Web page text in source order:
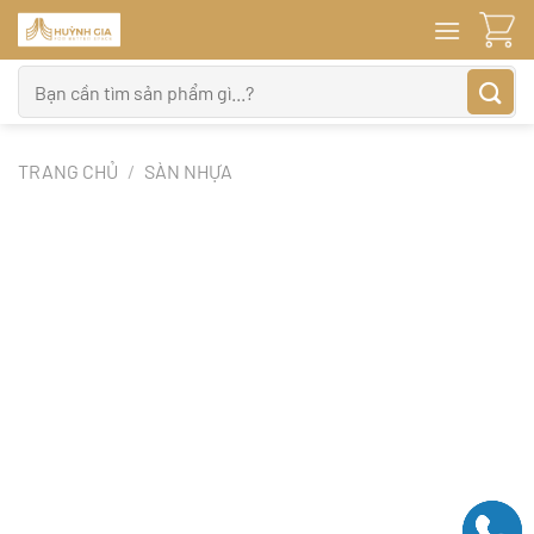
Bỏ
qua
nội
dung
kiếm:
TRANG CHỦ / SÀN NHỰA